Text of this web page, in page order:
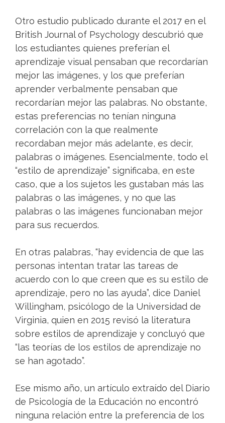
Otro estudio publicado durante el 2017 en el
British Journal of Psychology descubrió que
los estudiantes quienes preferían el
aprendizaje visual pensaban que recordarían
mejor las imágenes, y los que preferían
aprender verbalmente pensaban que
recordarían mejor las palabras. No obstante,
estas preferencias no tenían ninguna
correlación con la que realmente
recordaban mejor más adelante, es decir,
palabras o imágenes. Esencialmente, todo el
“estilo de aprendizaje” significaba, en este
caso, que a los sujetos les gustaban más las
palabras o las imágenes, y no que las
palabras o las imágenes funcionaban mejor
para sus recuerdos.
En otras palabras, “hay evidencia de que las
personas intentan tratar las tareas de
acuerdo con lo que creen que es su estilo de
aprendizaje, pero no las ayuda”, dice Daniel
Willingham, psicólogo de la Universidad de
Virginia, quien en 2015 revisó la literatura
sobre estilos de aprendizaje y concluyó que
“las teorías de los estilos de aprendizaje no
se han agotado”.
Ese mismo año, un artículo extraído del Diario
de Psicología de la Educación no encontró
ninguna relación entre la preferencia de los